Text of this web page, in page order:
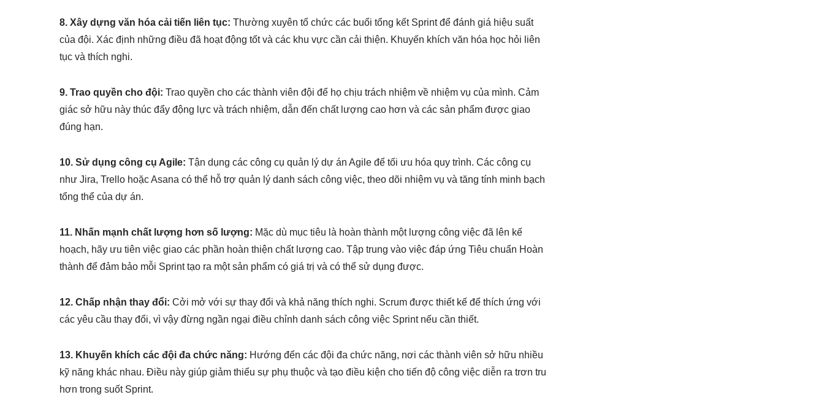
8. Xây dựng văn hóa cải tiến liên tục: Thường xuyên tổ chức các buổi tổng kết Sprint để đánh giá hiệu suất
của đội. Xác định những điều đã hoạt động tốt và các khu vực cần cải thiện. Khuyến khích văn hóa học hỏi liên
tục và thích nghi.
9. Trao quyền cho đội: Trao quyền cho các thành viên đội để họ chịu trách nhiệm về nhiệm vụ của mình. Cảm
giác sở hữu này thúc đẩy động lực và trách nhiệm, dẫn đến chất lượng cao hơn và các sản phẩm được giao
đúng hạn.
10. Sử dụng công cụ Agile: Tận dụng các công cụ quản lý dự án Agile để tối ưu hóa quy trình. Các công cụ
như Jira, Trello hoặc Asana có thể hỗ trợ quản lý danh sách công việc, theo dõi nhiệm vụ và tăng tính minh bạch
tổng thể của dự án.
11. Nhấn mạnh chất lượng hơn số lượng: Mặc dù mục tiêu là hoàn thành một lượng công việc đã lên kế
hoạch, hãy ưu tiên việc giao các phần hoàn thiện chất lượng cao. Tập trung vào việc đáp ứng Tiêu chuẩn Hoàn
thành để đảm bảo mỗi Sprint tạo ra một sản phẩm có giá trị và có thể sử dụng được.
12. Chấp nhận thay đổi: Cởi mở với sự thay đổi và khả năng thích nghi. Scrum được thiết kế để thích ứng với
các yêu cầu thay đổi, vì vậy đừng ngần ngại điều chỉnh danh sách công việc Sprint nếu cần thiết.
13. Khuyến khích các đội đa chức năng: Hướng đến các đội đa chức năng, nơi các thành viên sở hữu nhiều
kỹ năng khác nhau. Điều này giúp giảm thiểu sự phụ thuộc và tạo điều kiện cho tiến độ công việc diễn ra trơn tru
hơn trong suốt Sprint.